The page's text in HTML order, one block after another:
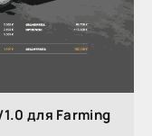
для Farming